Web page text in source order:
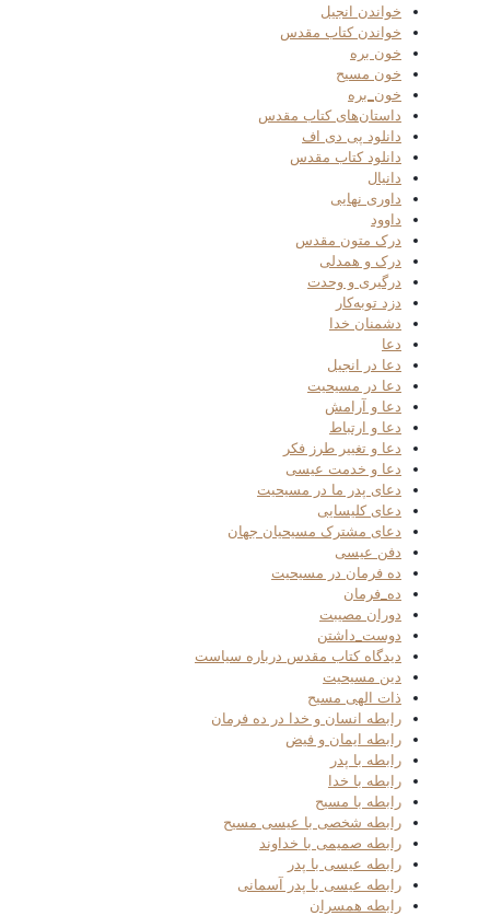
خواندن انجیل
خواندن کتاب مقدس
خون بره
خون مسیح
خون_بره
داستان‌های کتاب مقدس
دانلود پی دی اف
دانلود کتاب مقدس
دانیال
داوری نهایی
داوود
درک متون مقدس
درک و همدلی
درگیری و وحدت
دزد توبه‌کار
دشمنان خدا
دعا
دعا در انجیل
دعا در مسیحیت
دعا و آرامش
دعا و ارتباط
دعا و تغییر طرز فکر
دعا و خدمت عیسی
دعای پدر ما در مسیحیت
دعای کلیسایی
دعای مشترک مسیحیان جهان
دفن عیسی
ده فرمان در مسیحیت
ده_فرمان
دوران مصیبت
دوست_داشتن
دیدگاه کتاب مقدس درباره سیاست
دین مسیحیت
ذات الهی مسیح
رابطه انسان و خدا در ده فرمان
رابطه ایمان و فیض
رابطه با پدر
رابطه با خدا
رابطه با مسیح
رابطه شخصی با عیسی مسیح
رابطه صمیمی با خداوند
رابطه عیسی با پدر
رابطه عیسی با پدر آسمانی
رابطه همسران